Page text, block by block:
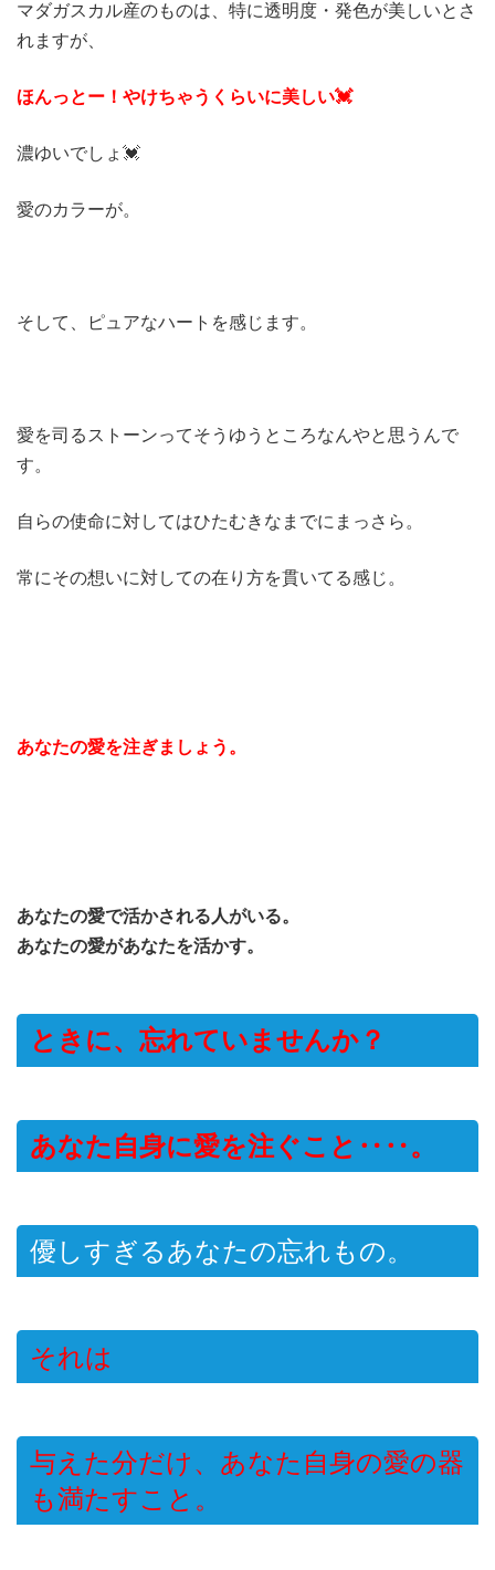
マダガスカル産のものは、特に透明度・発色が美しいとさ
れますが、
ほんっとー！やけちゃうくらいに美しい💓
濃ゆいでしょ💓
愛のカラーが。
そして、ピュアなハートを感じます。
愛を司るストーンってそうゆうところなんやと思うんで
す。
自らの使命に対してはひたむきなまでにまっさら。
常にその想いに対しての在り方を貫いてる感じ。
あなたの愛を注ぎましょう。
あなたの愛で活かされる人がいる。
あなたの愛があなたを活かす。
ときに、忘れていませんか？
あなた自身に愛を注ぐこと‥‥。
優しすぎるあなたの忘れもの。
それは
与えた分だけ、あなた自身の愛の器
も満たすこと。